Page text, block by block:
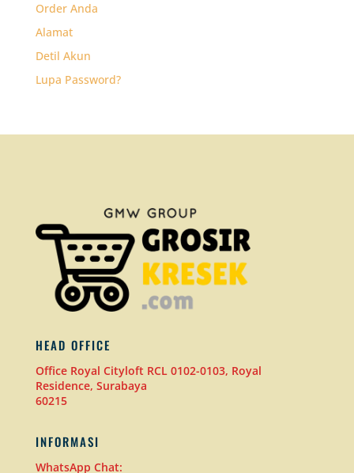
Order Anda
Alamat
Detil Akun
Lupa Password?
HEAD OFFICE
Office Royal Cityloft RCL 0102-0103, Royal
Residence, Surabaya
60215
INFORMASI
WhatsApp Chat: